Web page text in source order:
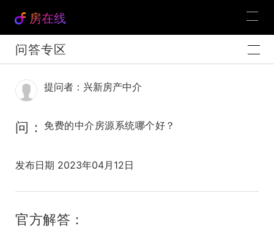
房在线
问答专区
提问者：兴新房产中介
问： 免费的中介房源系统哪个好？
发布日期 2023年04月12日
官方解答：